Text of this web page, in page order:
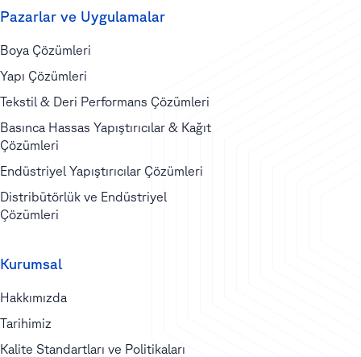
Pazarlar ve Uygulamalar
Boya Çözümleri
Yapı Çözümleri
Tekstil & Deri Performans Çözümleri
Basınca Hassas Yapıştırıcılar & Kağıt
Çözümleri
Endüstriyel Yapıştırıcılar Çözümleri
Distribütörlük ve Endüstriyel
Çözümleri
Kurumsal
Hakkımızda
Tarihimiz
Kalite Standartları ve Politikaları